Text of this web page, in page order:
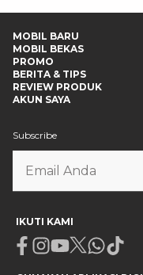
MOBIL BARU
MOBIL BEKAS
PROMO
BERITA & TIPS
REVIEW PRODUK
AKUN SAYA
Subscribe
IKUTI KAMI
Facebook
Instagram
Youtube
X Tiktok